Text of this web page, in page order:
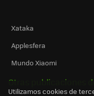
Xataka
Applesfera
Mundo Xiaomi
Otras publicaciones
Utilizamos cookies de